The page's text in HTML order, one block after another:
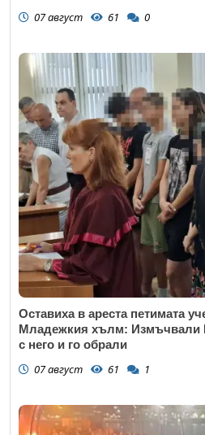
07 август 61 0
Оставиха в ареста петимата
Младежкия хълм: Измъчвали
с него и го обрали
07 август 61 1